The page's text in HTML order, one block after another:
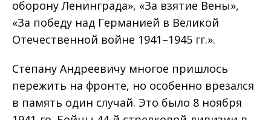
оборону Ленинграда», «За взятие Вены»,
«За победу над Германией в Великой
Отечественной войне 1941–1945 гг.».
Степану Андреевичу многое пришлось
пережить на фронте, но особенно врезался
в память один случай. Это было 8 ноября